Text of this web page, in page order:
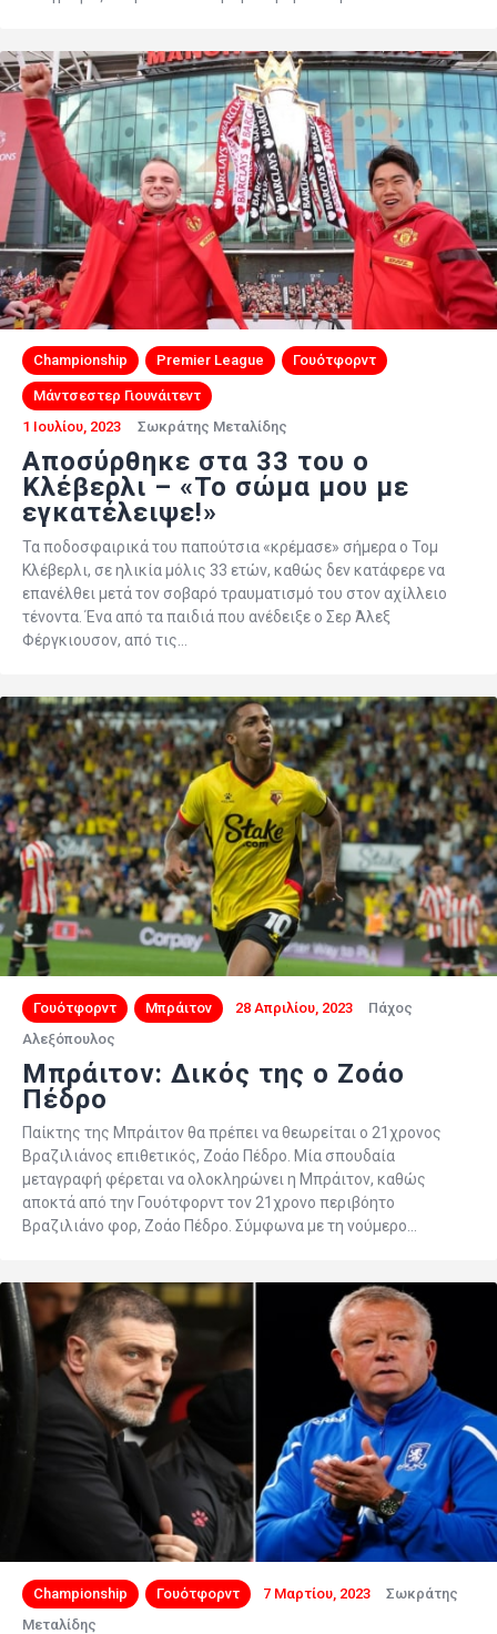
Championship Premier League Γουότφορντ
Μάντσεστερ Γιουνάιτεντ
1 Ιουλίου, 2023
Σωκράτης Μεταλίδης
Αποσύρθηκε στα 33 του ο
Κλέβερλι – «Το σώμα μου με
εγκατέλειψε!»
Τα ποδοσφαιρικά του παπούτσια «κρέμασε» σήμερα ο Τομ
Κλέβερλι, σε ηλικία μόλις 33 ετών, καθώς δεν κατάφερε να
επανέλθει μετά τον σοβαρό τραυματισμό του στον αχίλλειο
τένοντα. Ένα από τα παιδιά που ανέδειξε ο Σερ Άλεξ
Φέργκιουσον, από τις…
Γουότφορντ Μπράιτον 28 Απριλίου, 2023
Πάχος
Αλεξόπουλος
Μπράιτον: Δικός της ο Ζοάο
Πέδρο
Παίκτης της Μπράιτον θα πρέπει να θεωρείται ο 21χρονος
Βραζιλιάνος επιθετικός, Ζοάο Πέδρο. Μία σπουδαία
μεταγραφή φέρεται να ολοκληρώνει η Μπράιτον, καθώς
αποκτά από την Γουότφορντ τον 21χρονο περιβόητο
Βραζιλιάνο φορ, Ζοάο Πέδρο. Σύμφωνα με τη νούμερο…
Championship Γουότφορντ 7 Μαρτίου, 2023
Σωκράτης
Μεταλίδης